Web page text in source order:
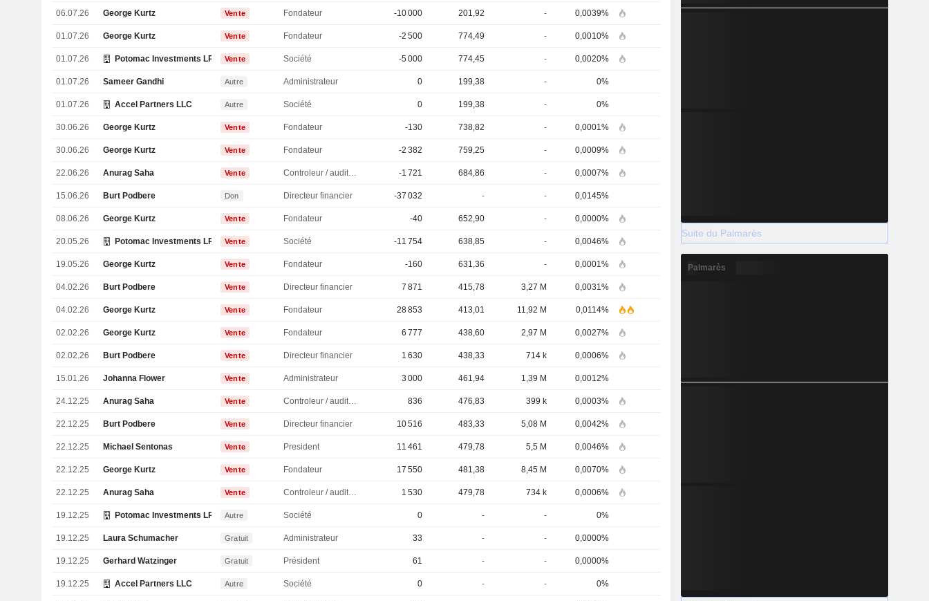
06.07.26 George Kurtz Vente Fondateur -10 000 201,92 - 0,0039%
01.07.26 George Kurtz Vente Fondateur -2 500 774,49 - 0,0010%
01.07.26 Potomac Investments LP Vente Société -5 000 774,45 - 0,0020%
01.07.26 Sameer Gandhi Autre Administrateur 0 199,38 - 0%
01.07.26 Accel Partners LLC Autre Société 0 199,38 - 0%
30.06.26 George Kurtz Vente Fondateur -130 738,82 - 0,0001%
30.06.26 George Kurtz Vente Fondateur -2 382 759,25 - 0,0009%
22.06.26 Anurag Saha Vente Controleur / auditeur -1 721 684,86 - 0,0007%
15.06.26 Burt Podbere Don Directeur financier -37 032 - - 0,0145%
08.06.26 George Kurtz Vente Fondateur -40 652,90 - 0,0000%
20.05.26 Potomac Investments LP Vente Société -11 754 638,85 - 0,0046%
19.05.26 George Kurtz Vente Fondateur -160 631,36 - 0,0001%
04.02.26 Burt Podbere Vente Directeur financier 7 871 415,78 3,27 M 0,0031%
04.02.26 George Kurtz Vente Fondateur 28 853 413,01 11,92 M 0,0114%
02.02.26 George Kurtz Vente Fondateur 6 777 438,60 2,97 M 0,0027%
02.02.26 Burt Podbere Vente Directeur financier 1 630 438,33 714 k 0,0006%
15.01.26 Johanna Flower Vente Administrateur 3 000 461,94 1,39 M 0,0012%
24.12.25 Anurag Saha Vente Controleur / auditeur 836 476,83 399 k 0,0003%
22.12.25 Burt Podbere Vente Directeur financier 10 516 483,33 5,08 M 0,0042%
22.12.25 Michael Sentonas Vente President 11 461 479,78 5,5 M 0,0046%
22.12.25 George Kurtz Vente Fondateur 17 550 481,38 8,45 M 0,0070%
22.12.25 Anurag Saha Vente Controleur / auditeur 1 530 479,78 734 k 0,0006%
19.12.25 Potomac Investments LP Autre Société 0 - - 0%
19.12.25 Laura Schumacher Gratuit Administrateur 33 - - 0,0000%
19.12.25 Gerhard Watzinger Gratuit Président 61 - - 0,0000%
19.12.25 Accel Partners LLC Autre Société 0 - - 0%
Suite du Palmarès
Palmarès